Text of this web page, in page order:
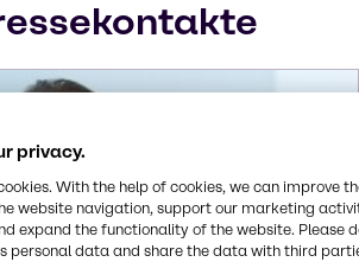
privacy.
With the help of cookies, we can improve
website navigation, support our marketing
expand the functionality of the website. Please
personal data and share the data with third